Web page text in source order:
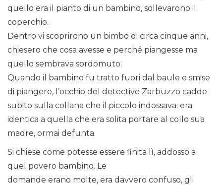
quello era il pianto di un bambino, sollevarono il
coperchio.
Dentro vi scoprirono un bimbo di circa cinque anni,
chiesero che cosa avesse e perché piangesse ma
quello sembrava sordomuto.
Quando il bambino fu tratto fuori dal baule e smise
di piangere, l’occhio del detective Zarbuzzo cadde
subito sulla collana che il piccolo indossava: era
identica a quella che era solita portare al collo sua
madre, ormai defunta.
Si chiese come potesse essere finita lì, addosso a
quel povero bambino. Le
domande erano molte, era davvero confuso, gli